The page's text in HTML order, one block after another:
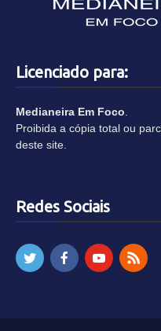
Licenciado para:
Medianeira Em Foco.
Proibida a cópia total ou
deste site.
Redes Sociais